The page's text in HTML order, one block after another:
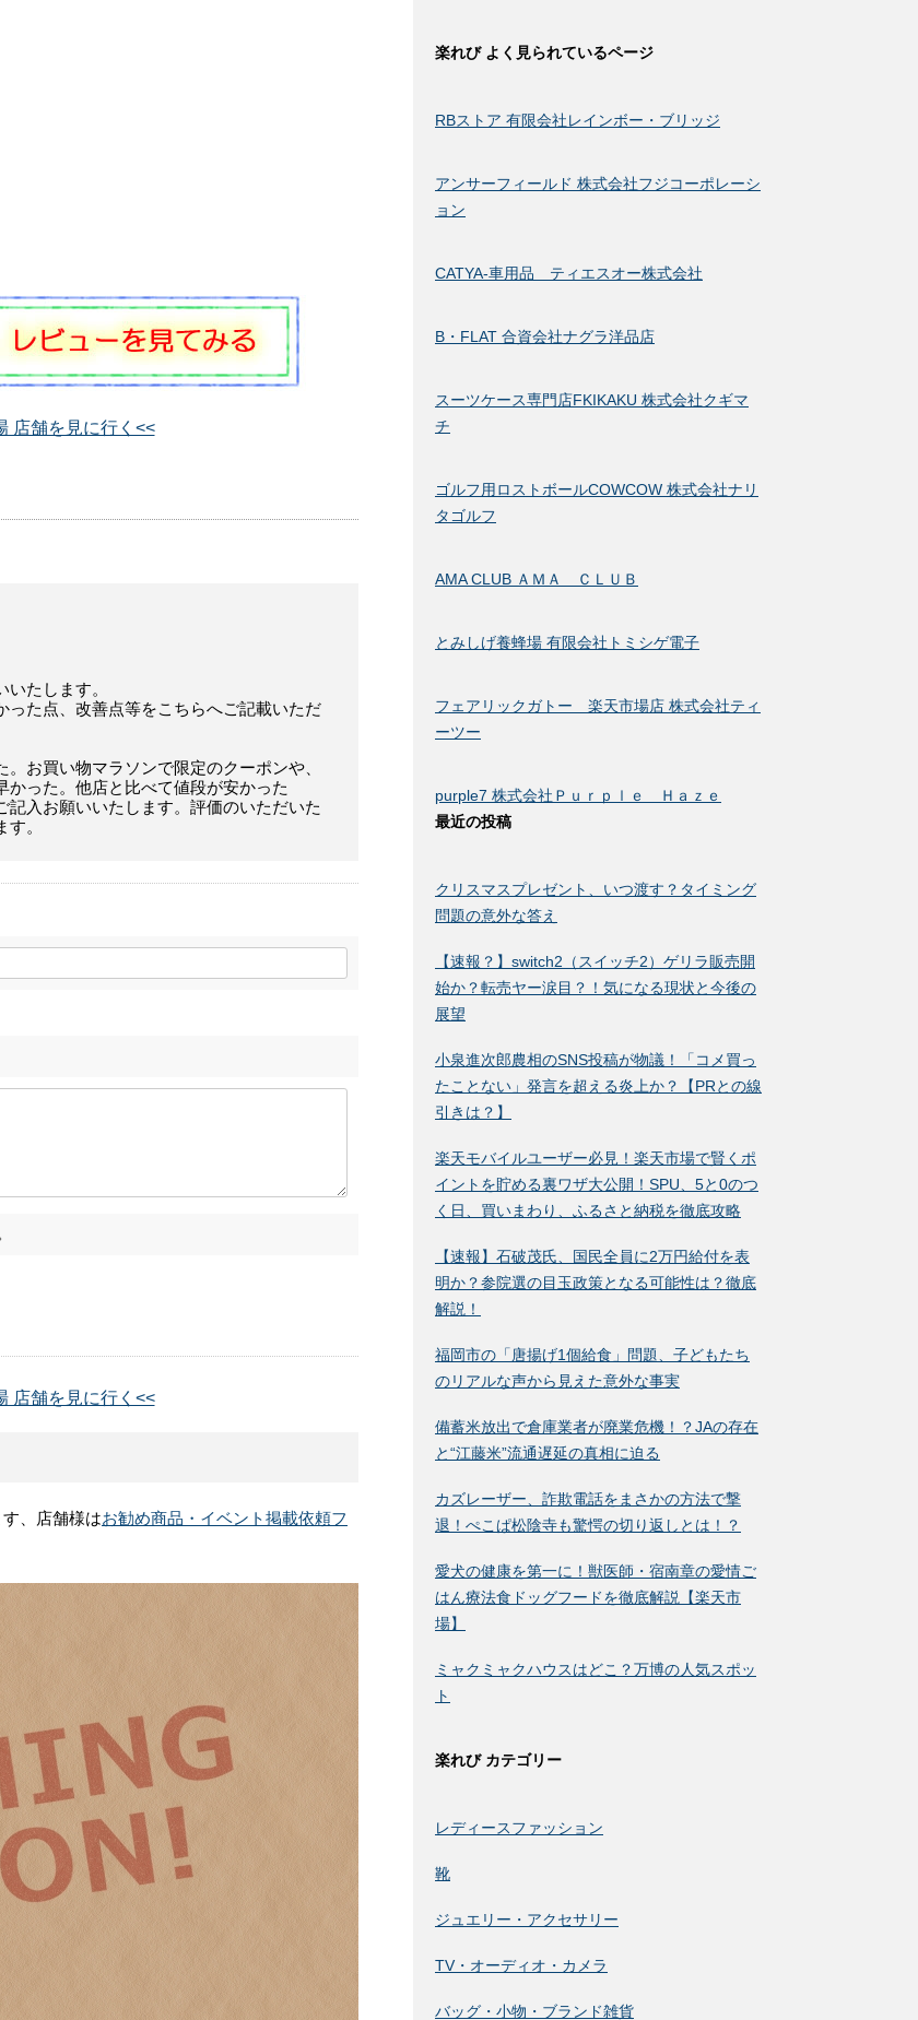
店舗を見に行く<<
たします。
った点、改善点等をこちらへご記載いただ
お買い物マラソンで限定のクーポンや、
った。他店と比べて値段が安かった
入お願いいたします。評価のいただいた
。
店舗を見に行く<<
、店舗様はお勧め商品・イベント掲載依頼フ
楽れび よく見られているページ
RBストア 有限会社レインボー・ブリッジ
アンサーフィールド 株式会社フジコーポレーシ
ョン
CATYA-車用品 ティエスオー株式会社
B・FLAT 合資会社ナグラ洋品店
スーツケース専門店FKIKAKU 株式会社クギマ
チ
ゴルフ用ロストボールCOWCOW 株式会社ナリ
タゴルフ
AMA CLUB ＡＭＡ ＣＬＵＢ
とみしげ養蜂場 有限会社トミシゲ電子
フェアリックガトー 楽天市場店 株式会社ティ
ーツー
purple7 株式会社Ｐｕｒｐｌｅ Ｈａｚｅ
最近の投稿
クリスマスプレゼント、いつ渡す？タイミング
問題の意外な答え
【速報？】switch2（スイッチ2）ゲリラ販売開
始か？転売ヤー涙目？！気になる現状と今後の
展望
小泉進次郎農相のSNS投稿が物議！「コメ買っ
たことない」発言を超える炎上か？【PRとの線
引きは？】
楽天モバイルユーザー必見！楽天市場で賢くポ
イントを貯める裏ワザ大公開！SPU、5と0のつ
く日、買いまわり、ふるさと納税を徹底攻略
【速報】石破茂氏、国民全員に2万円給付を表
明か？参院選の目玉政策となる可能性は？徹底
解説！
福岡市の「唐揚げ1個給食」問題、子どもたち
のリアルな声から見えた意外な事実
備蓄米放出で倉庫業者が廃業危機！？JAの存在
と“江藤米”流通遅延の真相に迫る
カズレーザー、詐欺電話をまさかの方法で撃
退！ぺこぱ松陰寺も驚愕の切り返しとは！？
愛犬の健康を第一に！獣医師・宿南章の愛情ご
はん療法食ドッグフードを徹底解説【楽天市
場】
ミャクミャクハウスはどこ？万博の人気スポッ
ト
楽れび カテゴリー
レディースファッション
靴
ジュエリー・アクセサリー
TV・オーディオ・カメラ
バッグ・小物・ブランド雑貨